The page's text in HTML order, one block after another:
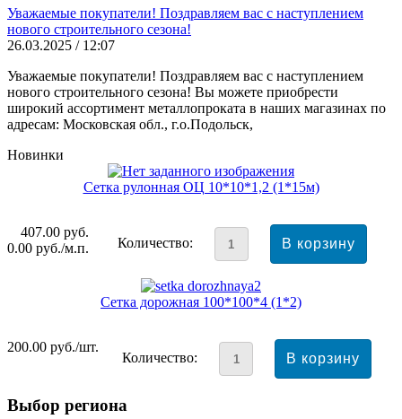
Уважаемые покупатели! Поздравляем вас с наступлением
нового строительного сезона!
26.03.2025 / 12:07
Уважаемые покупатели! Поздравляем вас с наступлением
нового строительного сезона! Вы можете приобрести
широкий ассортимент металлопроката в наших магазинах по
адресам: Московская обл., г.о.Подольск,
Новинки
Сетка рулонная ОЦ 10*10*1,2 (1*15м)
407.00 руб.
0.00 руб./м.п. Количество:
Сетка дорожная 100*100*4 (1*2)
200.00 руб./шт.
Количество:
Выбор региона